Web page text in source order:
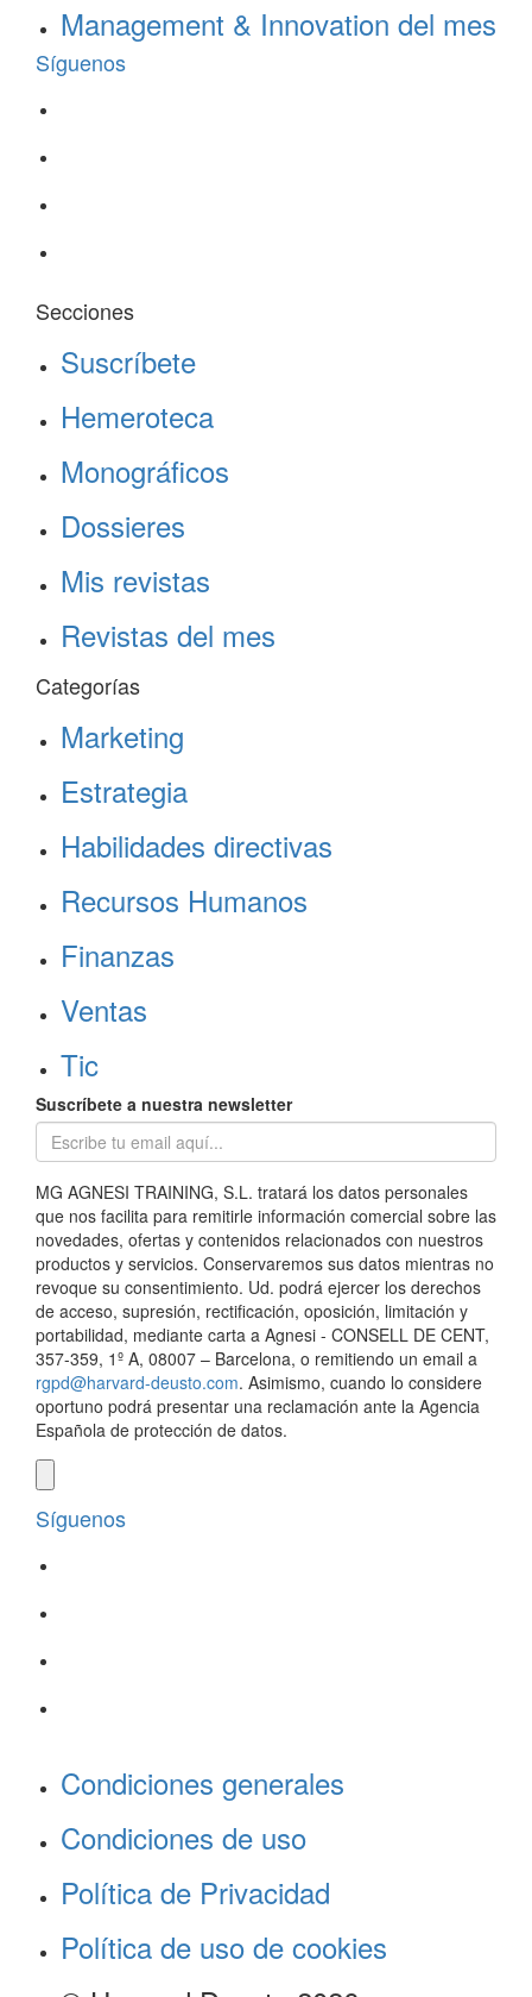
Management & Innovation del mes
Síguenos
Secciones
Suscríbete
Hemeroteca
Monográficos
Dossieres
Mis revistas
Revistas del mes
Categorías
Marketing
Estrategia
Habilidades directivas
Recursos Humanos
Finanzas
Ventas
Tic
Suscríbete a nuestra newsletter
MG AGNESI TRAINING, S.L. tratará los datos personales
que nos facilita para remitirle información comercial sobre las
novedades, ofertas y contenidos relacionados con nuestros
productos y servicios. Conservaremos sus datos mientras no
revoque su consentimiento. Ud. podrá ejercer los derechos
de acceso, supresión, rectificación, oposición, limitación y
portabilidad, mediante carta a Agnesi - CONSELL DE CENT,
357-359, 1º A, 08007 – Barcelona, o remitiendo un email a
rgpd@harvard-deusto.com. Asimismo, cuando lo considere
oportuno podrá presentar una reclamación ante la Agencia
Española de protección de datos.
Síguenos
Condiciones generales
Condiciones de uso
Política de Privacidad
Política de uso de cookies